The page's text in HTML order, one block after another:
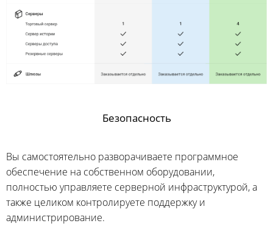
Безопасность
Вы самостоятельно разворачиваете программное
обеспечение на собственном оборудовании,
полностью управляете серверной инфраструктурой, а
также целиком контролируете поддержку и
администрирование.